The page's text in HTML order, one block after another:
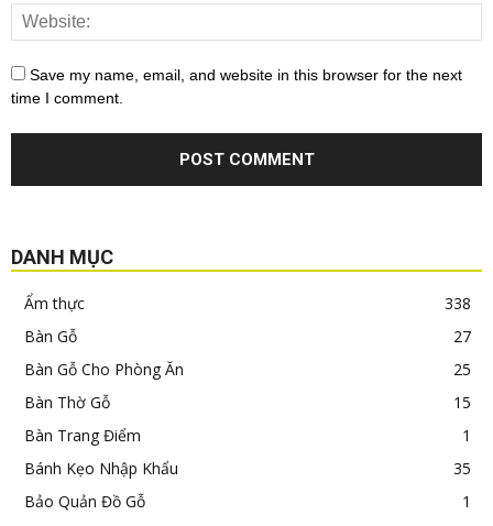
Save my name, email, and website in this browser for the next
time I comment.
DANH MỤC
Ẩm thực
338
Bàn Gỗ
27
Bàn Gỗ Cho Phòng Ăn
25
Bàn Thờ Gỗ
15
Bàn Trang Điểm
1
Bánh Kẹo Nhập Khẩu
35
Bảo Quản Đồ Gỗ
1